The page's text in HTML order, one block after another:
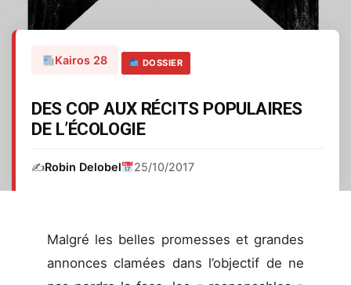
Kairos 28 DOSSIER
DES COP AUX RÉCITS POPULAIRES
DE L’ÉCOLOGIE
✍️Robin Delobel 25/10/2017
Malgré les belles promesses et grandes
annonces clamées dans l’objectif de ne